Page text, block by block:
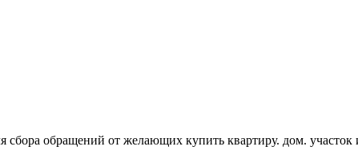
сбора обращений от желающих купить квартиру. дом.